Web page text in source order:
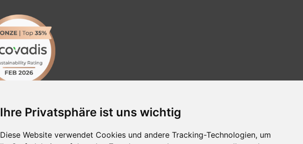
Ihre Privatsphäre ist uns wichtig
Diese Website verwendet Cookies und andere Tracking-Technologien, um